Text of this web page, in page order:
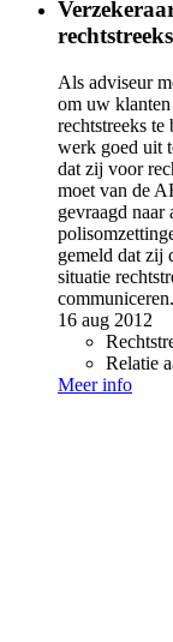
Als adviseur
om uw
rechtstreeks te
werk goed uit
dat zij voor
moet van de
gevraagd naar
gemeld dat zij
situatie
communiceren.
16 aug 2012
Relatie
Meer info